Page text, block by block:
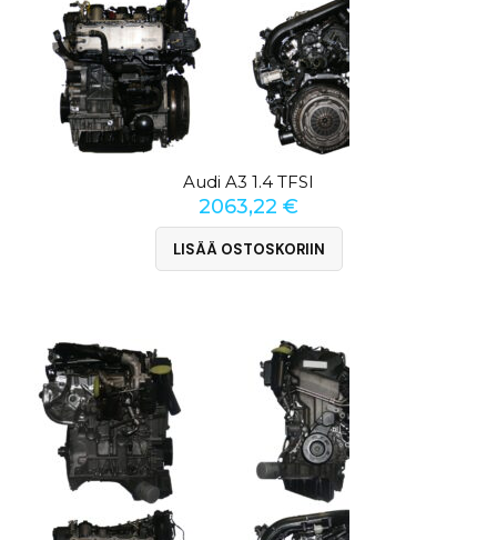
Audi A3 1.4 TFSI
2063,22 €
LISÄÄ OSTOSKORIIN